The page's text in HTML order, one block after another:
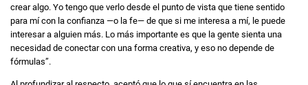
crear algo. Yo tengo que verlo desde el punto de vista que tiene sentido
para mí con la confianza —o la fe— de que si me interesa a mí, le puede
interesar a alguien más. Lo más importante es que la gente sienta una
necesidad de conectar con una forma creativa, y eso no depende de
fórmulas”.